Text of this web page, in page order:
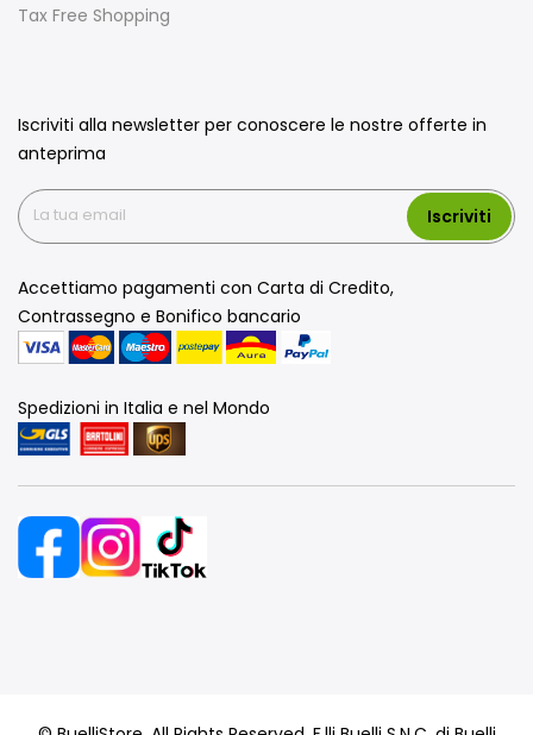
Tax Free Shopping
Iscriviti alla newsletter per conoscere le nostre offerte in
anteprima
Iscriviti
Accettiamo pagamenti con Carta di Credito,
Contrassegno e Bonifico bancario
Spedizioni in Italia e nel Mondo